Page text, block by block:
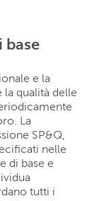
base
e la
la qualità delle
La
SP&Q,
nelle
di base e
tutti i